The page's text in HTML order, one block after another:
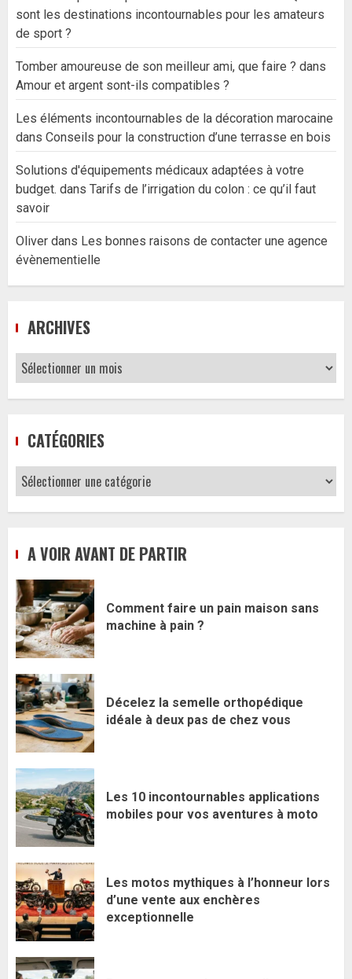
sont les destinations incontournables pour les amateurs
de sport ?
Tomber amoureuse de son meilleur ami, que faire ? dans
Amour et argent sont-ils compatibles ?
Les éléments incontournables de la décoration marocaine
dans Conseils pour la construction d’une terrasse en bois
Solutions d'équipements médicaux adaptées à votre
budget. dans Tarifs de l’irrigation du colon : ce qu’il faut
savoir
Oliver dans Les bonnes raisons de contacter une agence
évènementielle
ARCHIVES
Archives
CATÉGORIES
Catégories
A VOIR AVANT DE PARTIR
Comment faire un pain maison sans
machine à pain ?
Décelez la semelle orthopédique
idéale à deux pas de chez vous
Les 10 incontournables applications
mobiles pour vos aventures à moto
Les motos mythiques à l’honneur lors
d’une vente aux enchères
exceptionnelle